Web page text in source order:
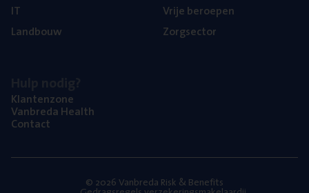
IT
Land­bouw
Vrije beroe­pen
Zorg­sec­tor
Klan­ten­zo­ne
Van­b­re­da Health
Con­tact
© 2026 Vanbreda Risk & Benefits